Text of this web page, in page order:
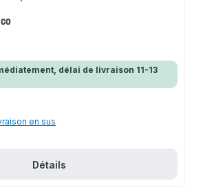
délai de livraison 11-13
en sus
Détails